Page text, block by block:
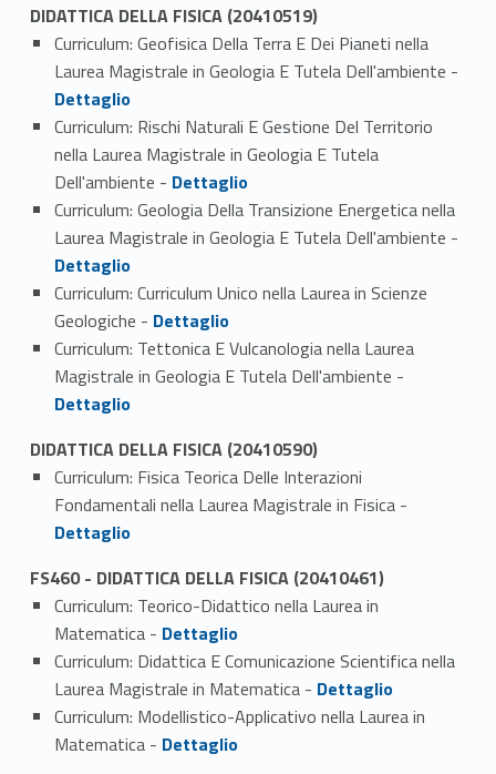
DIDATTICA DELLA FISICA (20410519)
Curriculum: Geofisica Della Terra E Dei Pianeti nella
Laurea Magistrale in Geologia E Tutela Dell'ambiente -
Dettaglio
Curriculum: Rischi Naturali E Gestione Del Territorio
nella Laurea Magistrale in Geologia E Tutela
Dell'ambiente - Link identifier #identifier_person_179266-2
Dettaglio
Curriculum: Geologia Della Transizione Energetica nella
Laurea Magistrale in Geologia E Tutela Dell'ambiente -
Dettaglio
Curriculum: Curriculum Unico nella Laurea in Scienze
Geologiche - Link identifier #identifier_person_118057-4
Dettaglio
Curriculum: Tettonica E Vulcanologia nella Laurea
Magistrale in Geologia E Tutela Dell'ambiente -
Dettaglio
DIDATTICA DELLA FISICA (20410590)
Curriculum: Fisica Teorica Delle Interazioni
Fondamentali nella Laurea Magistrale in Fisica -
Dettaglio
FS460 - DIDATTICA DELLA FISICA (20410461)
Curriculum: Teorico-Didattico nella Laurea in
Matematica - Link identifier #identifier_person_38087-1
Dettaglio
Curriculum: Didattica E Comunicazione Scientifica nella
Laurea Magistrale in Matematica - Link identifier #identifier_person_149817-2
Dettaglio
Curriculum: Modellistico-Applicativo nella Laurea in
Matematica - Link identifier #identifier_person_97123-3
Dettaglio